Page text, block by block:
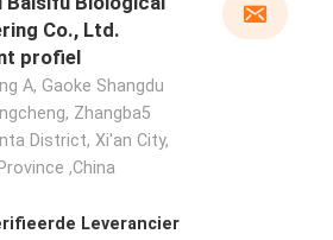
Co., Ltd.
profiel
A, Gaoke Shangdu
Zhangba5
District, Xi'an City,
,China
Leverancier